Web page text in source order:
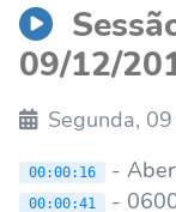
09/12/
Segunda,
00:00:16 -
00:00:41 -